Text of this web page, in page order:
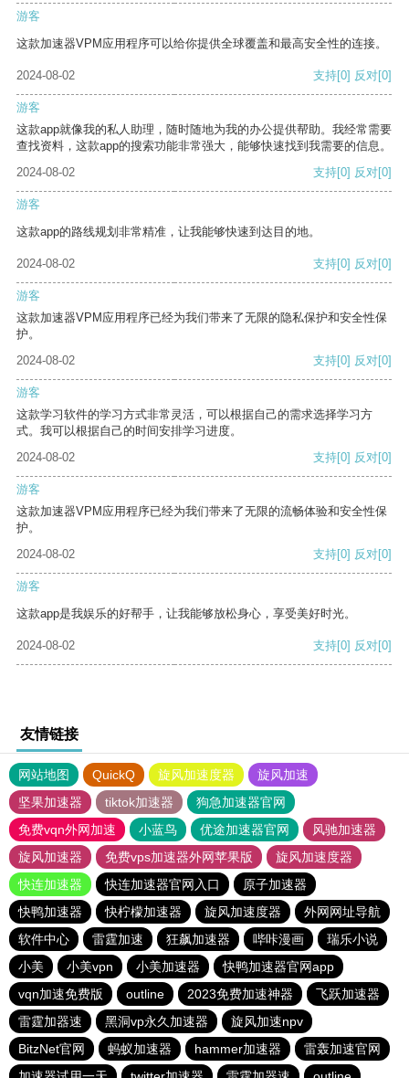
游客
这款加速器VPM应用程序可以给你提供全球覆盖和最高安全性的连接。
2024-08-02 支持[0] 反对[0]
游客
这款app就像我的私人助理，随时随地为我的办公提供帮助。我经常需要
查找资料，这款app的搜索功能非常强大，能够快速找到我需要的信息。
2024-08-02
支持[0] 反对[0]
游客
这款app的路线规划非常精准，让我能够快速到达目的地。
2024-08-02 支持[0] 反对[0]
游客
这款加速器VPM应用程序已经为我们带来了无限的隐私保护和安全性保
护。
2024-08-02
支持[0] 反对[0]
游客
这款学习软件的学习方式非常灵活，可以根据自己的需求选择学习方
式。我可以根据自己的时间安排学习进度。
2024-08-02
支持[0] 反对[0]
游客
这款加速器VPM应用程序已经为我们带来了无限的流畅体验和安全性保
护。
2024-08-02
支持[0] 反对[0]
游客
这款app是我娱乐的好帮手，让我能够放松身心，享受美好时光。
2024-08-02 支持[0] 反对[0]
友情链接
网站地图 QuickQ 旋风加速度器
旋风加速
坚果加速器
tiktok加速器
狗急加速器官网
免费vqn外网加速
小蓝鸟 优途加速器官网
风驰加速器
旋风加速器
免费vps加速器外网苹果版
旋风加速度器
快连加速器
快连加速器官网入口
原子加速器
快鸭加速器
快柠檬加速器 旋风加速度器
外网网址导航
软件中心
雷霆加速 狂飙加速器 哔咔漫画
瑞乐小说
小美
小美vpn 小美加速器
快鸭加速器官网app
vqn加速免费版
outline 2023免费加速神器
飞跃加速器
雷霆加器速
黑洞vp永久加速器
旋风加速npv
BitzNet官网
蚂蚁加速器 hammer加速器
雷轰加速官网